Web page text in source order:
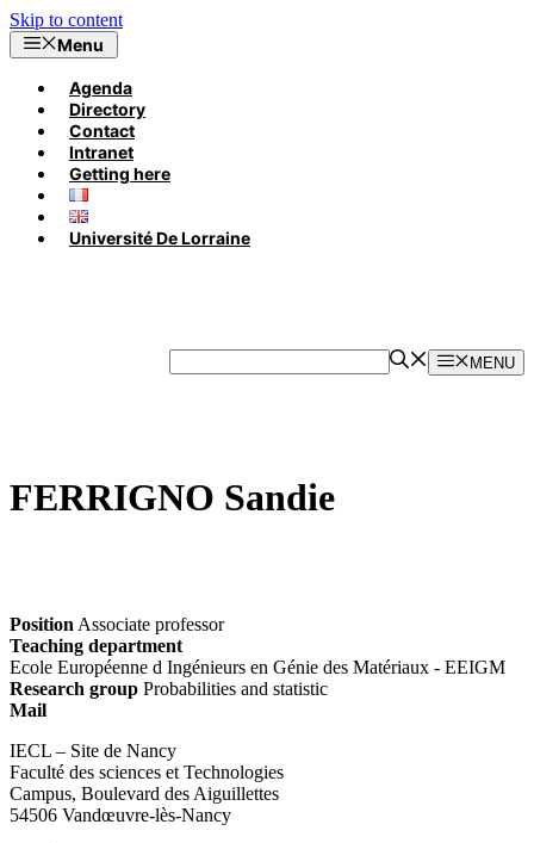
Skip to content
Menu
Agenda
Directory
Contact
Intranet
Getting here
Université De Lorraine
MENU
FERRIGNO Sandie
Position Associate professor
Teaching department
Ecole Européenne d Ingénieurs en Génie des Matériaux - EEIGM
Research group Probabilities and statistic
Mail
IECL – Site de Nancy
Faculté des sciences et Technologies
Campus, Boulevard des Aiguillettes
54506 Vandœuvre-lès-Nancy